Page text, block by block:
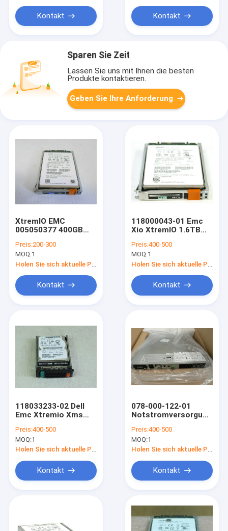
Kontakt Kontakt
Sparen Sie Zeit
Lassen Sie uns mit Ihnen die besten
Produkte kontaktieren.
Geben Sie Ihre Anforderung
XtremIO EMC
005050377 400GB
Festplattenlaufwerk
HDD 118027780-02
SSD
Dämpfungsregler-
6Gb
Preis:200-300
MOQ:1
Kontakt
118000043-01 Emc
Xio XtremIO 1.6TB
005051102 0B32142
Dämpfungsregler-
SSD
Preis:400-500
MOQ:1
Kontakt
118033233-02 Dell
Emc Xtremio Xms
900GB 10K 2,5
Dämpfungsregler
HDD
Preis:400-500
MOQ:1
Holen Sie sich aktuelle Preis
Kontakt
078-000-122-01
Notstromversorgung
Einheit BBU DELLS
EMC XtremIO 1100W
Preis:400-500
MOQ:1
Holen Sie sich aktuelle Preis
Kontakt